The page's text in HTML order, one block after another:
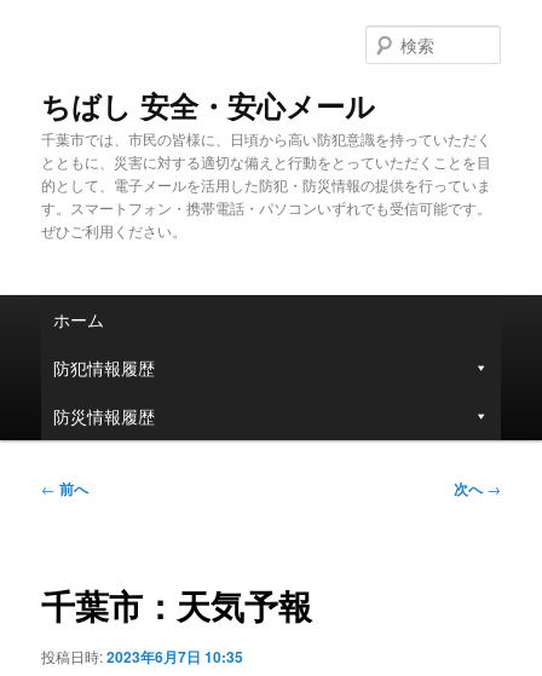
ちばし 安全・安心メール
千葉市では、市民の皆様に、日頃から高い防犯意識を持っていただく
とともに、災害に対する適切な備えと行動をとっていただくことを目
的として、電子メールを活用した防犯・防災情報の提供を行っていま
す。スマートフォン・携帯電話・パソコンいずれでも受信可能です。
ぜひご利用ください。
索
ュ
ホーム
防犯情報履歴
防災情報履歴
投
ゲ
ー
ョ
← 前へ 次へ→
千葉市：天気予報
投稿日時:2023年6月7日 10:35